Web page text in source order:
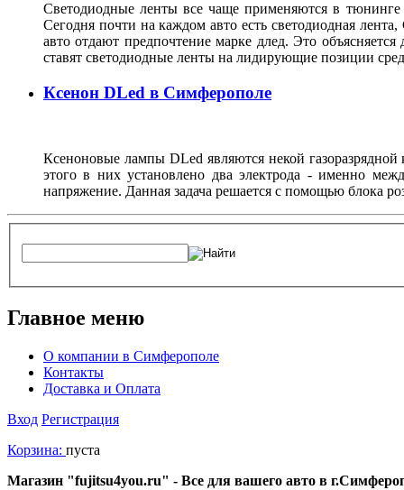
Светодиодные ленты все чаще применяются в
Сегодня почти на каждом авто есть светодиодная
авто отдают предпочтение марке длед. Это
ставят светодиодные ленты на лидирующие позиции
Ксенон DLed в Симферополе
Ксеноновые лампы DLed являются некой
этого в них установлено два электрода - именно
напряжение. Данная задача решается с помощью блока
Главное меню
О компании в Симферополе
Контакты
Доставка и Оплата
Вход Регистрация
Корзина: пуста
Магазин "fujitsu4you.ru" - Все для вашего авто в